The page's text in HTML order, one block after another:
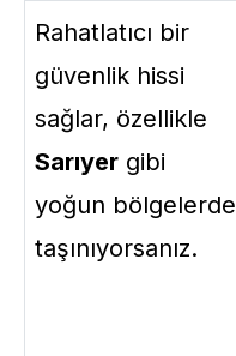
Rahatlatıcı bir
güvenlik hissi
sağlar, özellikle
Sarıyer gibi
yoğun bölgelerde
taşınıyorsanız.